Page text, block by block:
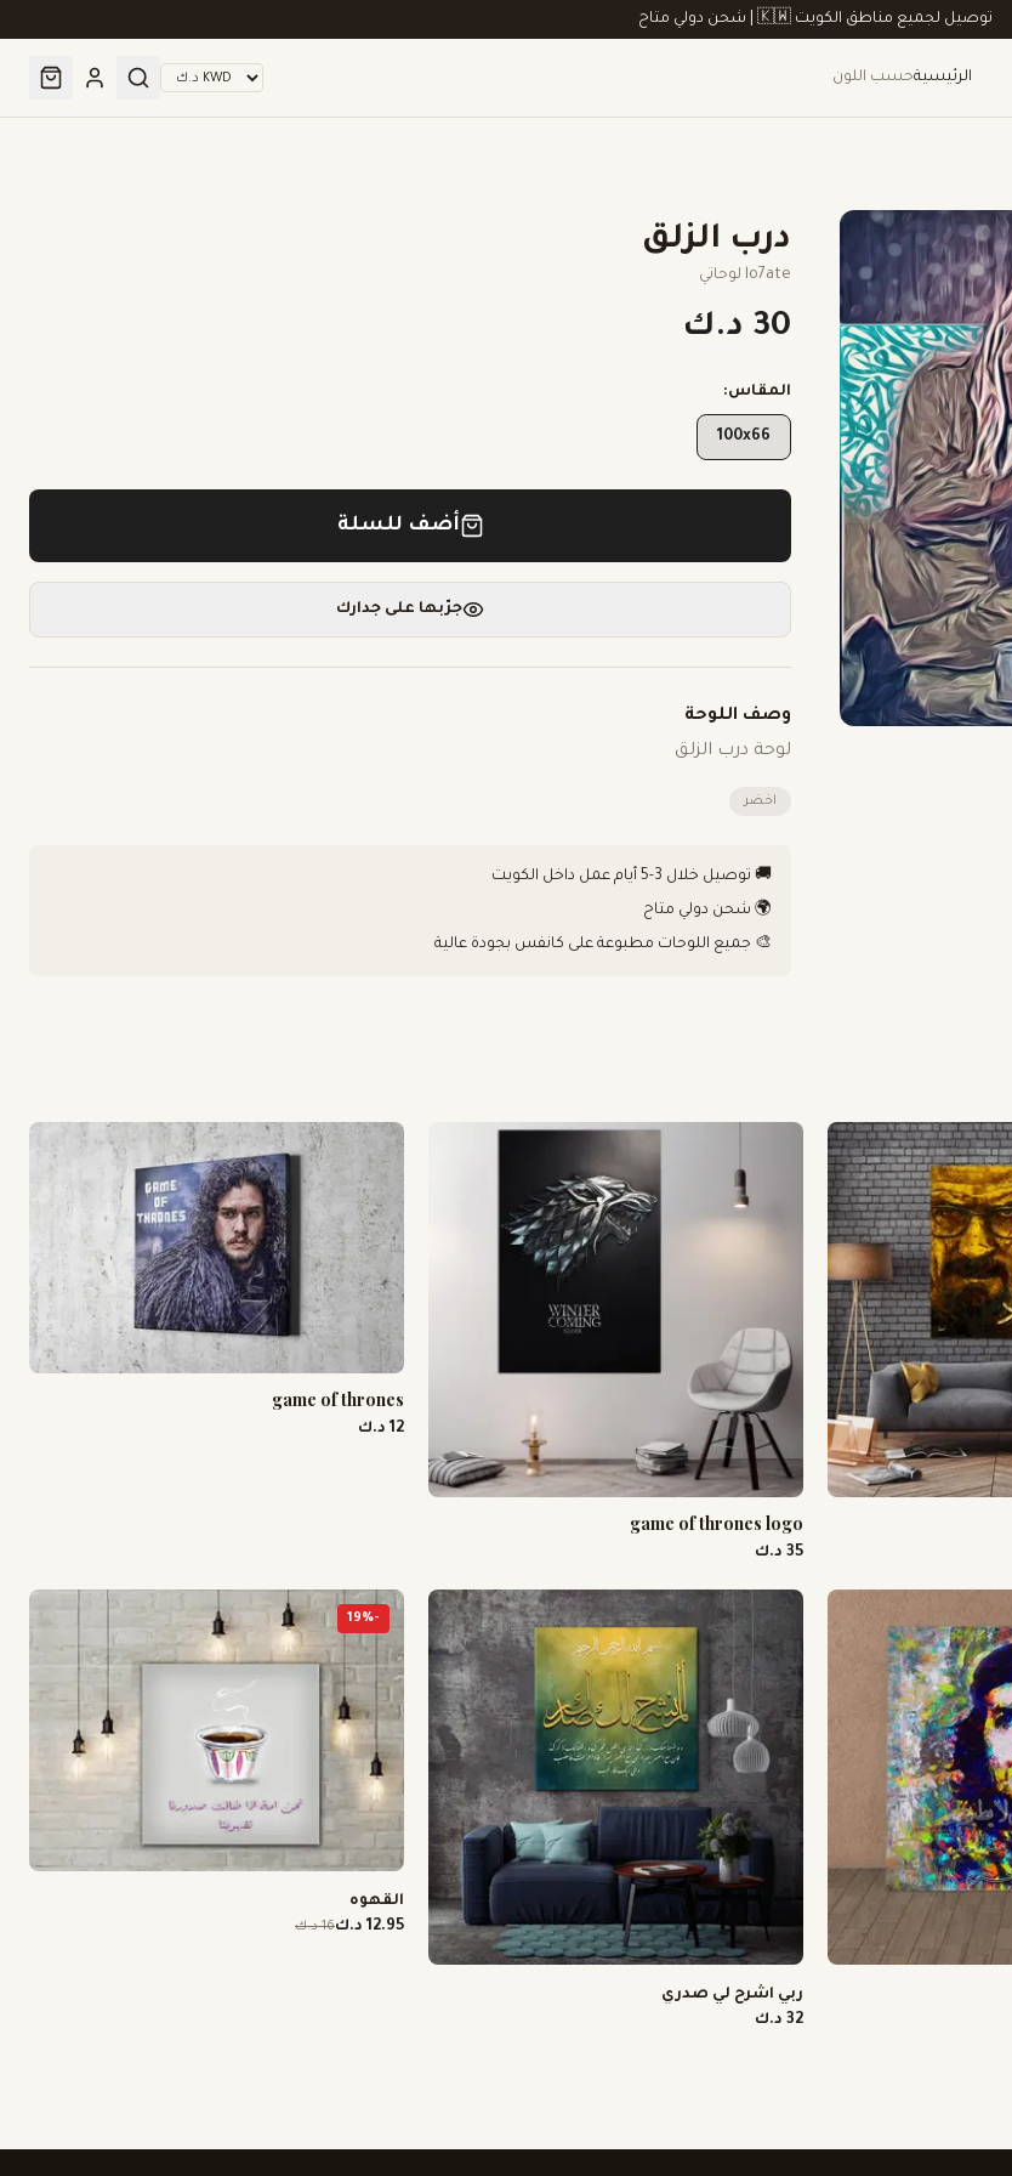
توصيل لجميع مناطق الكويت 🇰🇼 | شحن دولي متاح
الرئيسيةحسب اللون
درب الزلق
lo7ate لوحاتي
30 د.ك
المقاس:
100x66
أضف للسلة
جرّبها على جدارك
وصف اللوحة
لوحة درب الزلق
اخضر
🚚 توصيل خلال 3-5 أيام عمل داخل الكويت
🌍 شحن دولي متاح
🎨 جميع اللوحات مطبوعة على كانفس بجودة عالية
game of thrones logo
35 د.ك
game of thrones
12 د.ك
ربي اشرح لي صدري
32 د.ك
-
19%
القهوه
12.95 د.ك 16 د.ك